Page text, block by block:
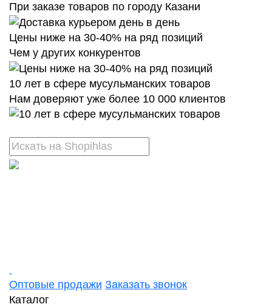
При заказе товаров по городу Казани
Цены ниже на 30-40% на ряд позиций
Чем у других конкурентов
10 лет в сфере мусульманских товаров
Нам доверяют уже более 10 000 клиентов
Оптовые продажи Заказать звонок
Каталог